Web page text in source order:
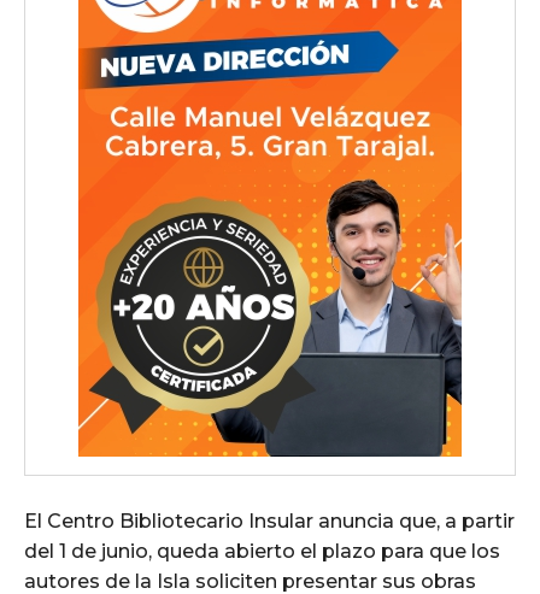
El Centro Bibliotecario Insular anuncia que, a partir
del 1 de junio, queda abierto el plazo para que los
autores de la Isla soliciten presentar sus obras